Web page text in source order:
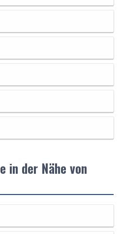
in der Nähe von